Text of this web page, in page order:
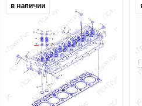
в наличии